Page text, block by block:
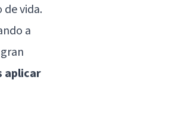
vida.
a
aplicar